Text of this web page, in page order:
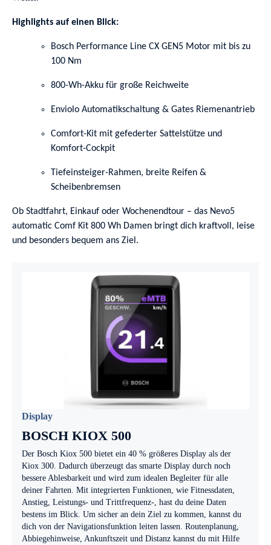
Highlights auf einen Blick:
Bosch Performance Line CX GEN5 Motor mit bis zu
100 Nm
800-Wh-Akku für große Reichweite
Enviolo Automatikschaltung & Gates Riemenantrieb
Comfort-Kit mit gefederter Sattelstütze und
Komfort-Cockpit
Tiefeinsteiger-Rahmen, breite Reifen &
Scheibenbremsen
Ob Stadtfahrt, Einkauf oder Wochenendtour – das Nevo5
automatic Comf Kit 800 Wh Damen bringt dich kraftvoll, leise
und besonders bequem ans Ziel.
Display
BOSCH KIOX 500
Der Bosch Kiox 500 bietet ein 40 % größeres Display als der
Kiox 300. Dadurch überzeugt das smarte Display durch noch
bessere Ablesbarkeit und wird zum idealen Begleiter für alle
deiner Fahrten. Mit integrierten Funktionen, wie Fitnessdaten,
Anstieg, Leistungs- und Trittfrequenz-, hast du deine Daten
bestens im Blick. Um sicher an dein Ziel zu kommen, kannst du
dich von der Navigationsfunktion leiten lassen. Routenplanung,
Abbiegehinweise, Ankunftszeit und Distanz kannst du mit Hilfe